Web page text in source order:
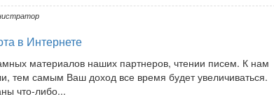
в Интернете
материалов наших партнеров, чтении писем. К нам
тем самым Ваш доход все время будет увеличиваться.
что-либо...